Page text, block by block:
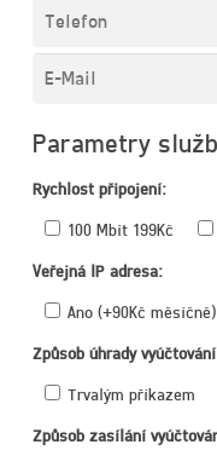
Parametry
Rychlost připojení:
100 Mbit 199Kč
Veřejná IP adresa:
Ano (+90Kč měsíčně)
Způsob úhrady
Trvalým příkazem
Způsob zasílání